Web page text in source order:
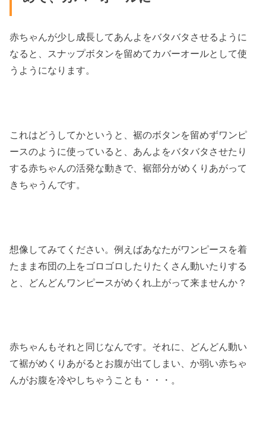
赤ちゃんが少し成長してあんよをバタバタさせるように
なると、スナップボタンを留めてカバーオールとして使
うようになります。
これはどうしてかというと、裾のボタンを留めずワンピ
ースのように使っていると、あんよをバタバタさせたり
する赤ちゃんの活発な動きで、裾部分がめくりあがって
きちゃうんです。
想像してみてください。例えばあなたがワンピースを着
たまま布団の上をゴロゴロしたりたくさん動いたりする
と、どんどんワンピースがめくれ上がって来ませんか？
赤ちゃんもそれと同じなんです。それに、どんどん動い
て裾がめくりあがるとお腹が出てしまい、か弱い赤ちゃ
んがお腹を冷やしちゃうことも・・・。